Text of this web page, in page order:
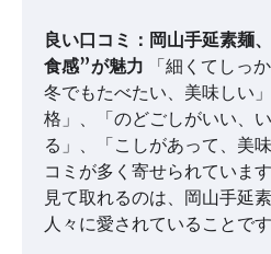
良い口コミ：岡山手延素麺
食感”が魅力 「細くてしっ
冬でもたべたい、美味しい
格」、「のどごしがいい、
る」、「こしがあって、美
コミが多く寄せられていま
見て取れるのは、岡山手延
人々に愛されていることです